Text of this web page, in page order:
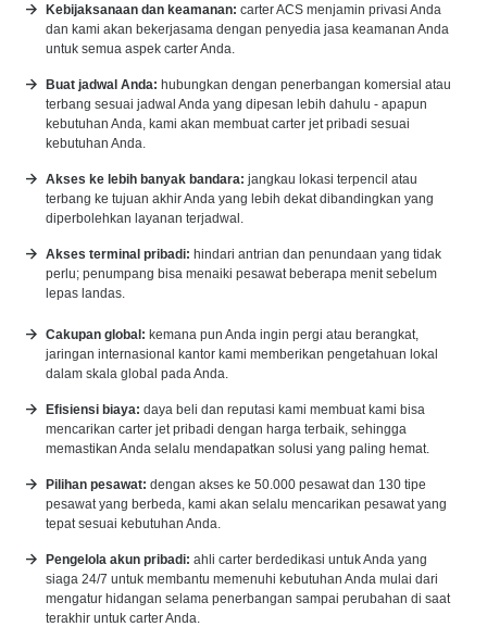
Kebijaksanaan dan keamanan: carter ACS menjamin privasi Anda
dan kami akan bekerjasama dengan penyedia jasa keamanan Anda
untuk semua aspek carter Anda.
Buat jadwal Anda: hubungkan dengan penerbangan komersial atau
terbang sesuai jadwal Anda yang dipesan lebih dahulu - apapun
kebutuhan Anda, kami akan membuat carter jet pribadi sesuai
kebutuhan Anda.
Akses ke lebih banyak bandara: jangkau lokasi terpencil atau
terbang ke tujuan akhir Anda yang lebih dekat dibandingkan yang
diperbolehkan layanan terjadwal.
Akses terminal pribadi: hindari antrian dan penundaan yang tidak
perlu; penumpang bisa menaiki pesawat beberapa menit sebelum
lepas landas.
Cakupan global: kemana pun Anda ingin pergi atau berangkat,
jaringan internasional kantor kami memberikan pengetahuan lokal
dalam skala global pada Anda.
Efisiensi biaya: daya beli dan reputasi kami membuat kami bisa
mencarikan carter jet pribadi dengan harga terbaik, sehingga
memastikan Anda selalu mendapatkan solusi yang paling hemat.
Pilihan pesawat: dengan akses ke 50.000 pesawat dan 130 tipe
pesawat yang berbeda, kami akan selalu mencarikan pesawat yang
tepat sesuai kebutuhan Anda.
Pengelola akun pribadi: ahli carter berdedikasi untuk Anda yang
siaga 24/7 untuk membantu memenuhi kebutuhan Anda mulai dari
mengatur hidangan selama penerbangan sampai perubahan di saat
terakhir untuk carter Anda.